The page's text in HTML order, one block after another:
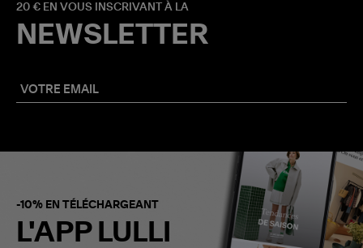
20 € EN VOUS INSCRIVANT À LA
NEWSLETTER
-10% EN TÉLÉCHARGEANT
L'APP LULLI